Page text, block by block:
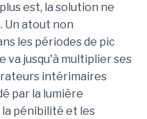
est, la solution ne
Un atout non
les périodes de pic
va jusqu'à multiplier ses
intérimaires
par la lumière
pénibilité et les